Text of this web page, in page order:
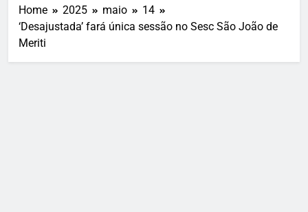
Home 2025 maio
14
‘Desajustada’ fará única sessão no Sesc São João de
Meriti